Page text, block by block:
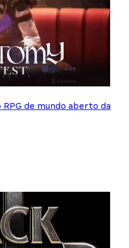
RPG de mundo aberto da